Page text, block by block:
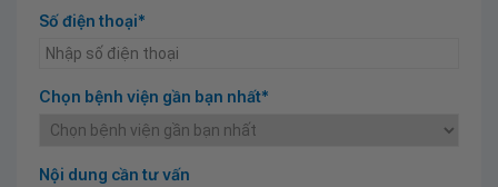
Số điện thoại*
Chọn bệnh viện gần bạn nhất*
Nội dung cần tư vấn